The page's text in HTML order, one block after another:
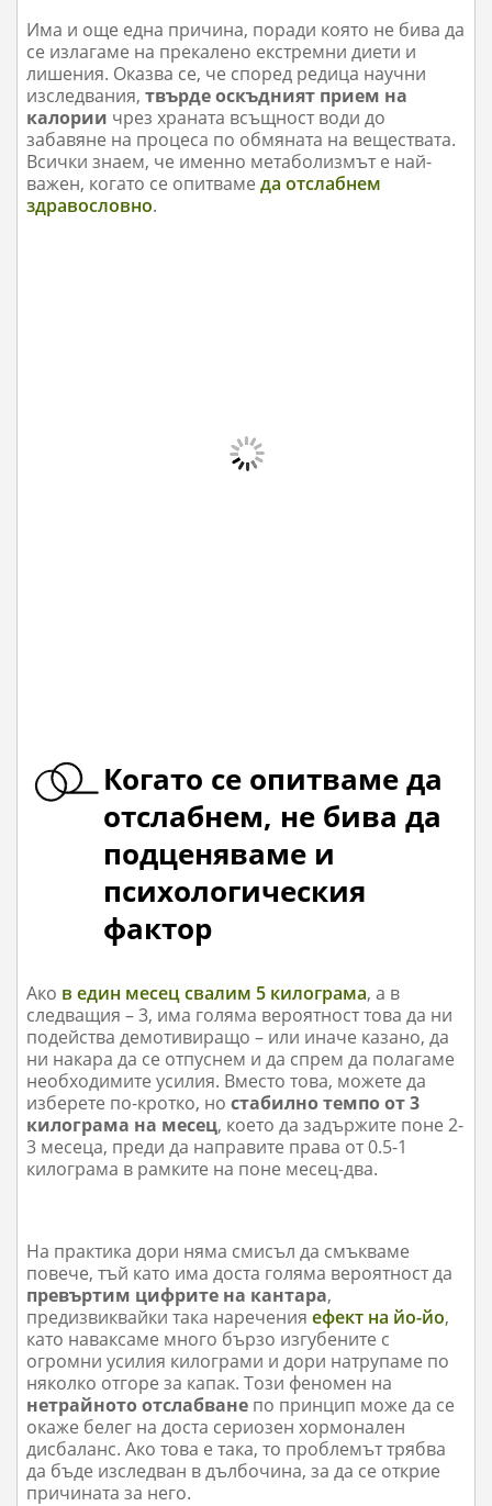
Има и още една причина, поради която не бива да
се излагаме на прекалено екстремни диети и
лишения. Оказва се, че според редица научни
изследвания,твърде оскъдният прием на
калории чрез храната всъщност води до
забавяне на процеса по обмяната на веществата.
Всички знаем, че именно метаболизмът е най-
важен, когато се опитвамеда отслабнем
здравословно.
Когато се опитваме да
отслабнем, не бива да
подценяваме и
психологическия
фактор
Ако в един месец свалим 5 килограма, а в
следващия – 3, има голяма вероятност това да ни
подейства демотивиращо – или иначе казано, да
ни накара да се отпуснем и да спрем да полагаме
необходимите усилия. Вместо това, можете да
изберете по-кротко, ностабилно темпо от 3
килограма на месец, което да задържите поне 2-
3 месеца, преди да направите права от 0.5-1
килограма в рамките на поне месец-два.
На практика дори няма смисъл да смъкваме
повече, тъй като има доста голяма вероятност да
превъртим цифрите на кантара,
предизвиквайки така нареченияефект на йо-йо,
като наваксаме много бързо изгубените с
огромни усилия килограми и дори натрупаме по
няколко отгоре за капак. Този феномен на
нетрайното отслабване по принцип може да се
окаже белег на доста сериозен хормонален
дисбаланс. Ако това е така, то проблемът трябва
да бъде изследван в дълбочина, за да се открие
причината за него.